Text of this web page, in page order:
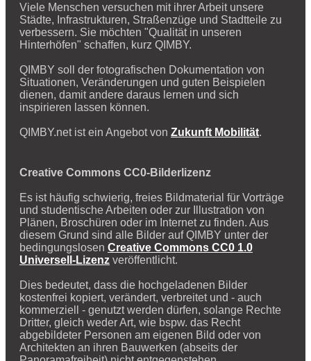
Viele Menschen versuchen mit ihrer Arbeit unsere
Städte, Infrastrukturen, Straßenzüge und Stadtteile zu
verbessern. Sie möchten "Qualität in unseren
Hinterhöfen" schaffen, kurz QIMBY.
QIMBY soll der fotografischen Dokumentation von
Situationen, Veränderungen und guten Beispielen
dienen, damit andere daraus lernen und sich
inspirieren lassen können.
QIMBY.net ist ein Angebot von Zukunft Mobilität.
Creative Commons CC0-Bilderlizenz
Es ist häufig schwierig, freies Bildmaterial für Vorträge
und studentische Arbeiten oder zur Illustration von
Plänen, Broschüren oder im Internet zu finden. Aus
diesem Grund sind alle Bilder auf QIMBY unter der
bedingungslosen Creative Commons CC0 1.0
Universell-Lizenz veröffentlicht.
Dies bedeutet, dass die hochgeladenen Bilder
kostenfrei kopiert, verändert, verbreitet und - auch
kommerziell - genutzt werden dürfen, solange Rechte
Dritter, gleich weder Art, wie bspw. das Recht
abgebildeter Personen am eigenen Bild oder von
Architekten an ihren Bauwerken (abseits der